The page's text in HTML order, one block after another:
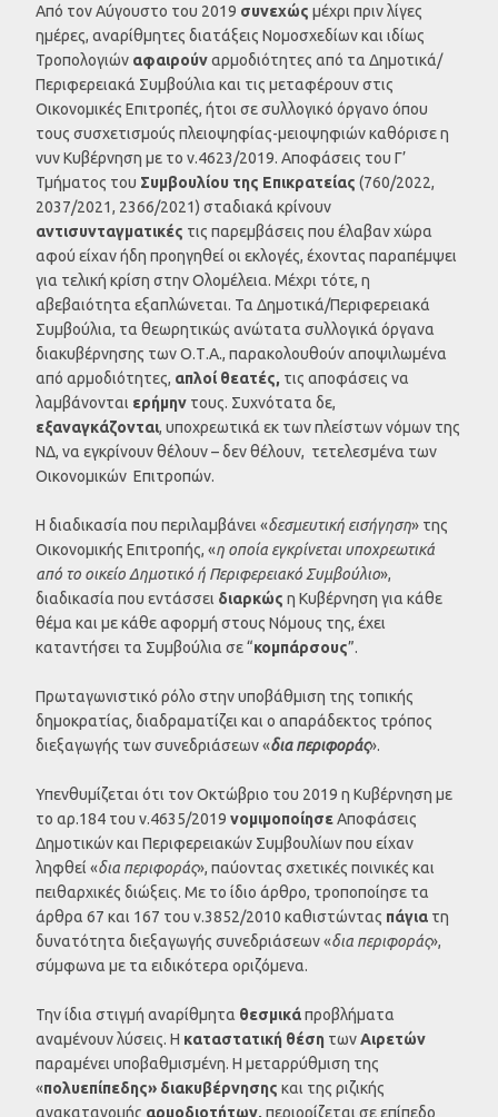
Από τον Αύγουστο του 2019 συνεχώς μέχρι πριν λίγες
ημέρες, αναρίθμητες διατάξεις Νομοσχεδίων και ιδίως
Τροπολογιών αφαιρούναρμοδιότητες από τα Δημοτικά/
Περιφερειακά Συμβούλια και τις μεταφέρουν στις
Οικονομικές Επιτροπές, ήτοι σε συλλογικό όργανο όπου
τους συσχετισμούς πλειοψηφίας-μειοψηφιών καθόρισε η
νυν Κυβέρνηση με το ν.4623/2019. Αποφάσεις του Γ’
Τμήματος του Συμβουλίου της Επικρατείας (760/2022,
2037/2021, 2366/2021) σταδιακά κρίνουν
αντισυνταγματικές τις παρεμβάσεις που έλαβαν χώρα
αφού είχαν ήδη προηγηθεί οι εκλογές, έχοντας παραπέμψει
για τελική κρίση στην Ολομέλεια. Μέχρι τότε, η
αβεβαιότητα εξαπλώνεται. Τα Δημοτικά/Περιφερειακά
Συμβούλια, τα θεωρητικώς ανώτατα συλλογικά όργανα
διακυβέρνησης των Ο.Τ.Α., παρακολουθούν αποψιλωμένα
από αρμοδιότητες, απλοί θεατές, τις αποφάσεις να
λαμβάνονται ερήμην τους. Συχνότατα δε,
εξαναγκάζονται, υποχρεωτικά εκ των πλείστων νόμων της
ΝΔ, να εγκρίνουν θέλουν – δεν θέλουν, τετελεσμένα των
Οικονομικών Επιτροπών.
Η διαδικασία που περιλαμβάνει «δεσμευτική εισήγηση» της
Οικονομικής Επιτροπής, «η οποία εγκρίνεται υποχρεωτικά
από το οικείο Δημοτικό ή Περιφερειακό Συμβούλιο»,
διαδικασία που εντάσσει διαρκώς η Κυβέρνηση για κάθε
θέμα και με κάθε αφορμή στους Νόμους της, έχει
καταντήσει τα Συμβούλια σε “κομπάρσους”.
Πρωταγωνιστικό ρόλο στην υποβάθμιση της τοπικής
δημοκρατίας, διαδραματίζει και ο απαράδεκτος τρόπος
διεξαγωγής των συνεδριάσεων «δια περιφοράς».
Υπενθυμίζεται ότι τον Οκτώβριο του 2019 η Κυβέρνηση με
το αρ.184 του ν.4635/2019 νομιμοποίησεΑποφάσεις
Δημοτικών και Περιφερειακών Συμβουλίων που είχαν
ληφθεί «δια περιφοράς», παύοντας σχετικές ποινικές και
πειθαρχικές διώξεις. Με το ίδιο άρθρο, τροποποίησε τα
άρθρα 67 και 167 του ν.3852/2010 καθιστώντας πάγια τη
δυνατότητα διεξαγωγής συνεδριάσεων «δια περιφοράς»,
σύμφωνα με τα ειδικότερα οριζόμενα.
Την ίδια στιγμή αναρίθμητα θεσμικάπροβλήματα
αναμένουν λύσεις. Η καταστατική θέση τωνΑιρετών
παραμένει υποβαθμισμένη. Η μεταρρύθμιση της
«πολυεπίπεδης» διακυβέρνησης και της ριζικής
ανακατανομής αρμοδιοτήτων, περιορίζεται σε επίπεδο